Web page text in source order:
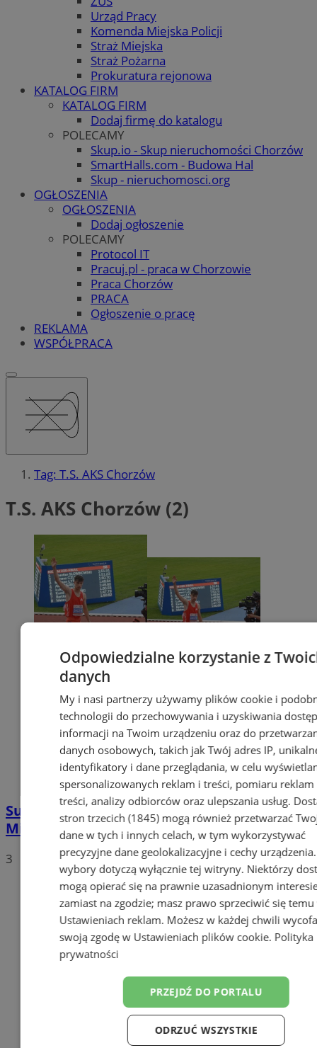
Urząd Pracy
Komenda Miejska Policji
Straż Miejska
Straż Pożarna
Prokuratura rejonowa
KATALOG FIRM
KATALOG FIRM
Dodaj firmę do katalogu
POLECAMY
Skup.io - Skup nieruchomości Chorzów
SmartHalls.com - Budowa Hal
Skup - nieruchomosci.org
OGŁOSZENIA
OGŁOSZENIA
Dodaj ogłoszenie
POLECAMY
Protocol IT
Pracuj.pl - praca w Chorzowie
Praca Chorzów
PRACA
Ogłoszenie o pracę
REKLAMA
WSPÓŁPRACA
Tag: T.S. AKS Chorzów
T.S. AKS Chorzów (2)
Sukcesy młodych sportowców na
Mistrzostwach Polski Juniorów!
3
Odpowiedzialne korzystanie z
danych
My i nasi partnerzy używamy plików cookie i
technologii do przechowywania i uzyskiwania
informacji na Twoim urządzeniu oraz do
danych osobowych, takich jak Twój adres IP,
identyfikatory i dane przeglądania, w celu
spersonalizowanych reklam i treści, pomiaru reklam
treści, analizy odbiorców oraz ulepszania usług.
stron trzecich (1845)mogą również przetwarzać
dane w tych i innych celach, w tym wykorzystywać
precyzyjne dane geolokalizacyjne i cechy
wybory dotyczą wyłącznie tej witryny. Niektórzy
mogą opierać się na prawnie uzasadnionym
zamiast na zgodzie; masz prawo sprzeciwić się temu
Ustawieniach reklam. Możesz w każdej chwili
swoją zgodę w Ustawieniach plików cookie. Polityka
prywatności
PRZEJDŹ DO PORTALU
ODRZUĆ WSZYSTKIE